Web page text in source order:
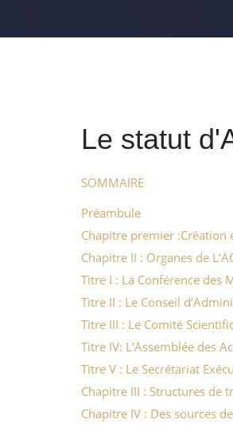
Le statut
SOMMAIRE
Préambule
Chapitre premier :Création
Chapitre II : Organes de
Titre I : La Conférence des
Titre II : Le Conseil
Titre III : Le Comité
Titre IV: L’Assemblée des
Titre V : Le Secrétariat
Chapitre III : Structures de
Chapitre IV : Des sources